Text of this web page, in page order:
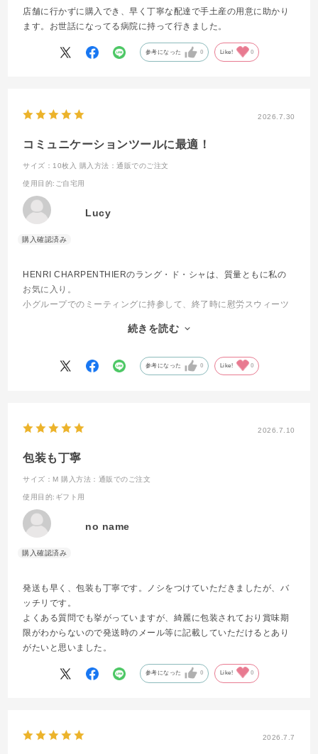
店舗に行かずに購入でき、早く丁寧な配達で手土産の用意に助かり
ます。お世話になってる病院に持って行きました。
参考になった 0 Like! 0
2026.7.30
コミュニケーションツールに最適！
サイズ：10枚入 購入方法：通販でのご注文
使用目的:ご自宅用
Lucy
HENRI CHARPENTHIERのラング・ド・シャは、質量ともに私の
お気に入り。
小グループでのミーティングに持参して、終了時に慰労スウィーツ
続きを読む
参考になった 0 Like! 0
2026.7.10
包装も丁寧
サイズ：M 購入方法：通販でのご注文
使用目的:ギフト用
no name
発送も早く、包装も丁寧です。ノシをつけていただきましたが、バ
ッチリです。
よくある質問でも挙がっていますが、綺麗に包装されており賞味期
限がわからないので発送時のメール等に記載していただけるとあり
がたいと思いました。
参考になった 0 Like! 0
2026.7.7